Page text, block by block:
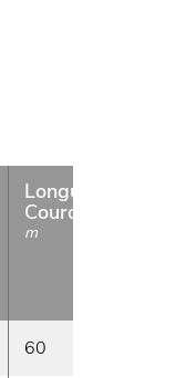
Longueur
Couronnes
m
60